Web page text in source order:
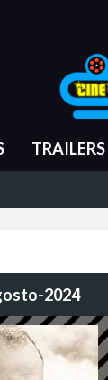
TRAILERS
2024